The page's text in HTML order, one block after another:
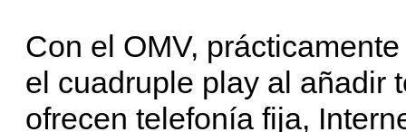
Con el OMV,
el cuadruple play al añadir
ofrecen telefonía fija,